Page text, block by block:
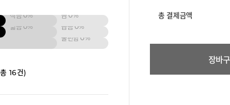
작음0% 큼0%
넓음 0% 좁음0%
불편함 0%
16건)
총 결제금액
장바